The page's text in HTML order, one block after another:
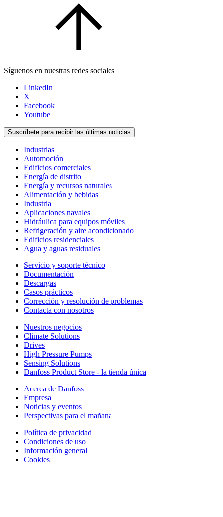
Síguenos en nuestras redes sociales
LinkedIn
X
Facebook
Youtube
Suscríbete para recibir las últimas noticias
Industrias
Automoción
Edificios comerciales
Energía de distrito
Energía y recursos naturales
Alimentación y bebidas
Industria
Aplicaciones navales
Hidráulica para equipos móviles
Refrigeración y aire acondicionado
Edificios residenciales
Agua y aguas residuales
Servicio y soporte técnico
Documentación
Descargas
Casos prácticos
Corrección y resolución de problemas
Contacta con nosotros
Nuestros negocios
Climate Solutions
Drives
High Pressure Pumps
Sensing Solutions
Danfoss Product Store - la tienda única
Acerca de Danfoss
Empresa
Noticias y eventos
Perspectivas para el mañana
Política de privacidad
Condiciones de uso
Información general
Cookies